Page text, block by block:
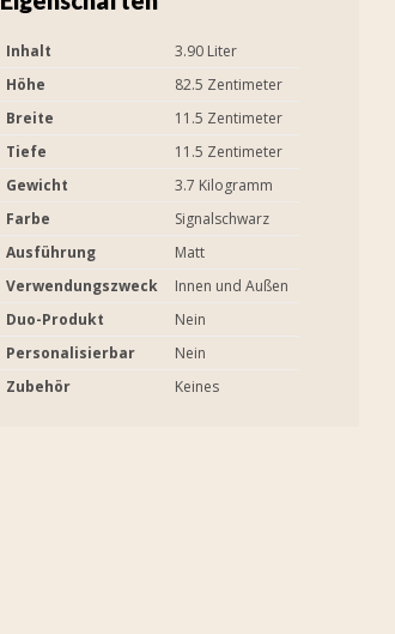
Inhalt
3.90 Liter
Höhe
82.5 Zentimeter
Breite
11.5 Zentimeter
Tiefe
11.5 Zentimeter
Gewicht
3.7 Kilogramm
Farbe
Signalschwarz
Ausführung
Matt
Verwendungszweck
Innen und Außen
Duo-Produkt
Nein
Personalisierbar
Nein
Zubehör
Keines